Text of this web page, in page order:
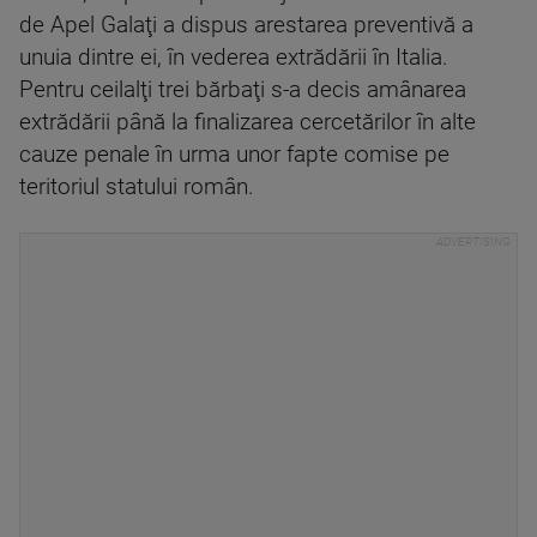
de Apel Galaţi a dispus arestarea preventivă a
unuia dintre ei, în vederea extrădării în Italia.
Pentru ceilalţi trei bărbaţi s-a decis amânarea
extrădării până la finalizarea cercetărilor în alte
cauze penale în urma unor fapte comise pe
teritoriul statului român.